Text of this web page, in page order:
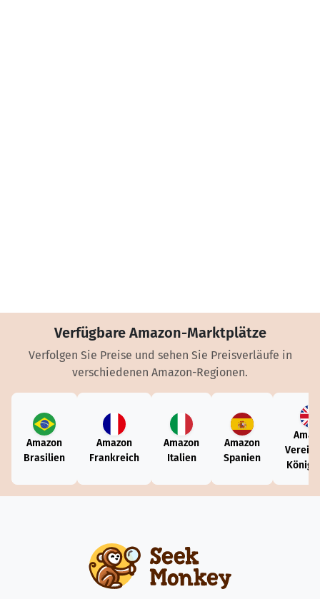
Verfügbare Amazon-Marktplätze
Verfolgen Sie Preise und sehen Sie Preisverläufe in
verschiedenen Amazon-Regionen.
Amazon
Brasilien
Amazon
Frankreich
Amazon
Italien
Amazon
Spanien